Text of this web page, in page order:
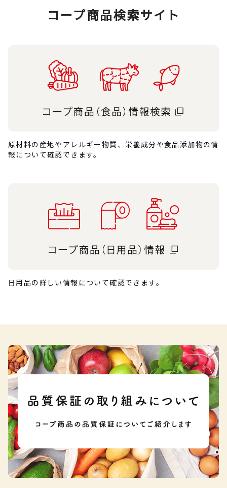
コープ商品検索サイト
原材料の産地やアレルギー物質、栄養成分や食品添加物の情
報について確認できます。
日用品の詳しい情報について確認できます。